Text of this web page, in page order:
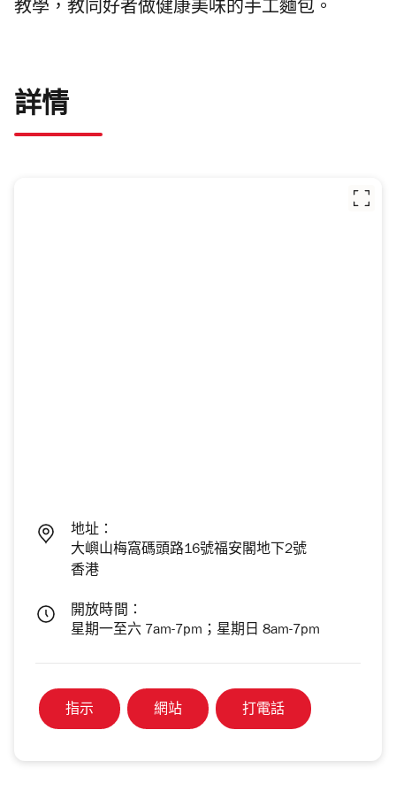
教學 ，教同好者做健康美味的手工麵包。
詳情
地址：
大嶼山梅窩碼頭路16號福安閣地下2號
香港
開放時間：
星期一至六 7am-7pm；星期日 8am-7pm
指示 網站 打電話